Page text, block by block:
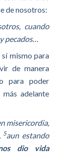
de nosotros:
cuando
mismo para
de manera
para poder
adelante
misericordia,
5aun estando
dio vida